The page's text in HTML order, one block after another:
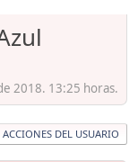
2018. 13:25 horas.
ACCIONES DEL USUARIO